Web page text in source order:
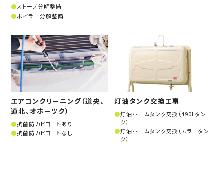
ストーブ分解整備
ボイラー分解整備
エアコンクリーニング（道央、
道北、オホーツク）
抗菌防カビコートあり
抗菌防カビコートなし
灯油タンク交換工事
灯油ホームタンク交換（490Lタン
ク）
灯油ホームタンク交換（カラータン
ク）